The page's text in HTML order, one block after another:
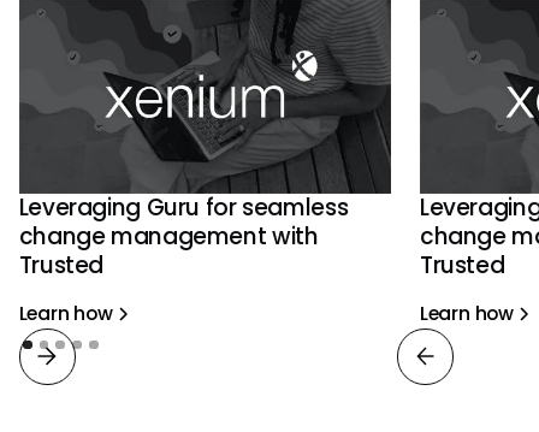
Leveraging Guru for seamless
change management with
Trusted
Learn how
change
Trusted
Learn how